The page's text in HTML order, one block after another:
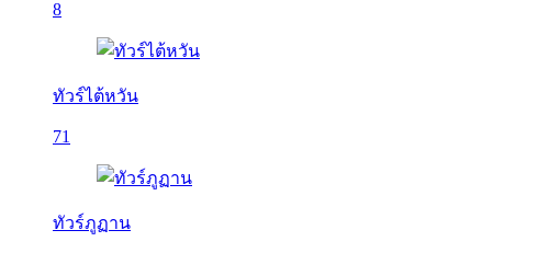
8
ทัวร์ไต้หวัน
71
ทัวร์ภูฏาน